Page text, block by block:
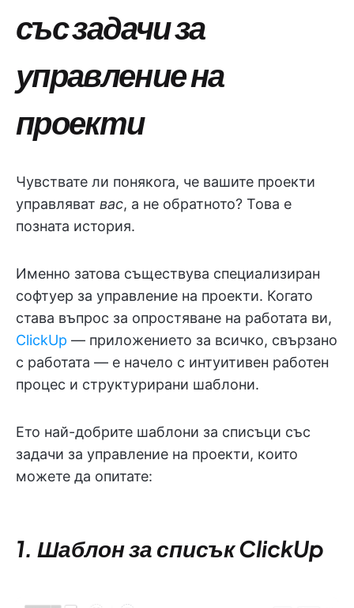
със задачи за
управление на
проекти
Чувствате ли понякога, че вашите проекти
управляват вас, а не обратното? Това е
позната история.
Именно затова съществува специализиран
софтуер за управление на проекти. Когато
става въпрос за опростяване на работата ви,
ClickUp — приложението за всичко, свързано
с работата — е начело с интуитивен работен
процес и структурирани шаблони.
Ето най-добрите шаблони за списъци със
задачи за управление на проекти, които
можете да опитате:
1. Шаблон за списък ClickUp